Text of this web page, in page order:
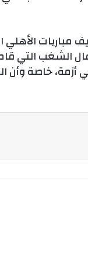
الأهلي
الشغب التي
أزمة، خاصة